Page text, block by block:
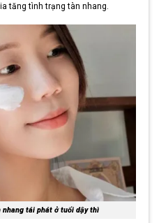
tăng tình trạng tàn nhang.
nhang tái phát ở tuổi dậy thì